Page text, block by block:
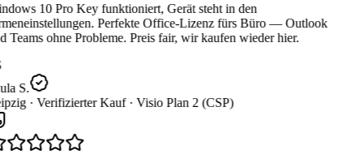
10 Pro Key funktioniert, Gerät steht in den
Perfekte Office-Lizenz fürs Büro — Outlook
Teams ohne Probleme. Preis fair, wir kaufen wieder hier.
S.
· Verifizierter Kauf · Visio Plan 2 (CSP)